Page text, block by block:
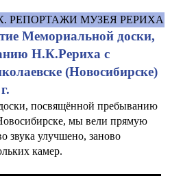
РЕПОРТАЖИ МУЗЕЯ РЕРИХА
Мемориальной доски,
Н.К.Рериха с
(Новосибирске)
посвящённой пребыванию
мы вели прямую
звука улучшено, заново
камер.